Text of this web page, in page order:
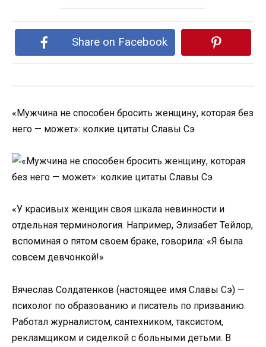
Share on Facebook
«Мужчина не способен бросить женщину, которая без
него — может»: колкие цитаты Славы Сэ
«У красивых женщин своя шкала невинности и
отдельная терминология. Например, Элизабет Тейлор,
вспоминая о пятом своем браке, говорила: «Я была
совсем девчонкой!»
Вячеслав Солдатенков (настоящее имя Славы Сэ) —
психолог по образованию и писатель по призванию.
Работал журналистом, сантехником, таксистом,
рекламщиком и сиделкой с больными детьми. В